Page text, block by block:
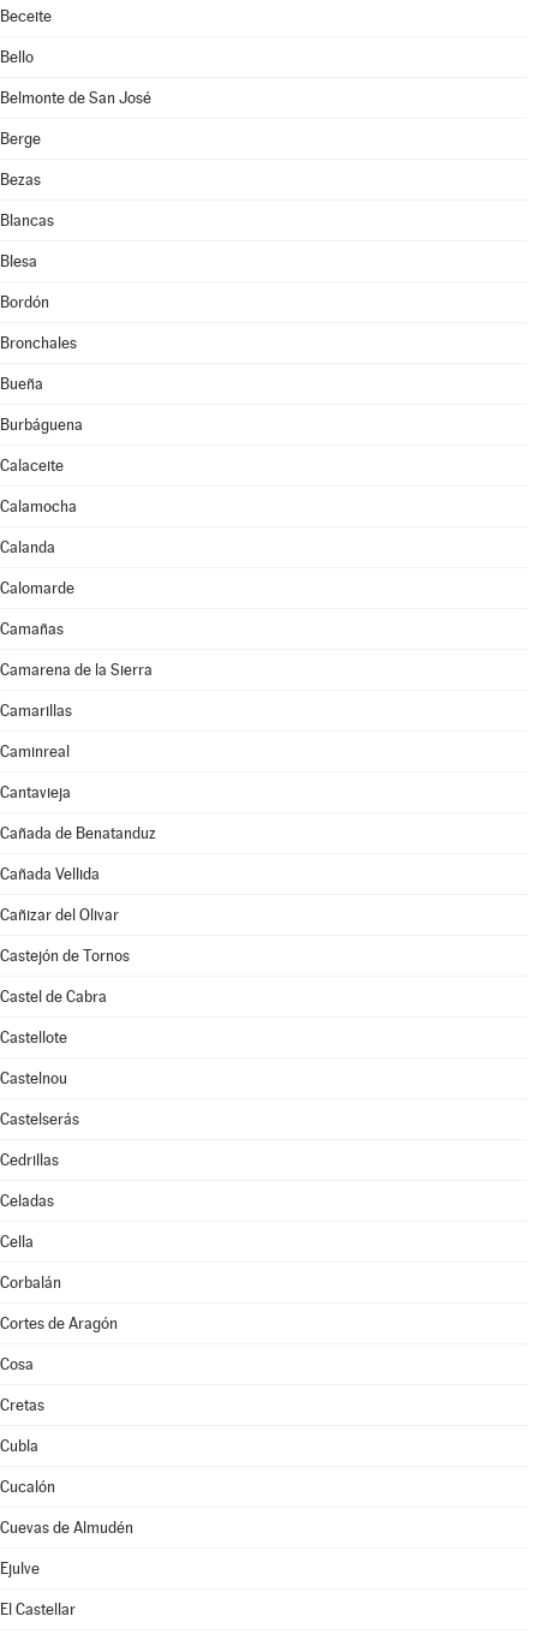
Beceite
Bello
Belmonte de San José
Berge
Bezas
Blancas
Blesa
Bordón
Bronchales
Bueña
Burbáguena
Calaceite
Calamocha
Calanda
Calomarde
Camañas
Camarena de la Sierra
Camarillas
Caminreal
Cantavieja
Cañada de Benatanduz
Cañada Vellida
Cañizar del Olivar
Castejón de Tornos
Castel de Cabra
Castellote
Castelnou
Castelserás
Cedrillas
Celadas
Cella
Corbalán
Cortes de Aragón
Cosa
Cretas
Cubla
Cucalón
Cuevas de Almudén
Ejulve
El Castellar